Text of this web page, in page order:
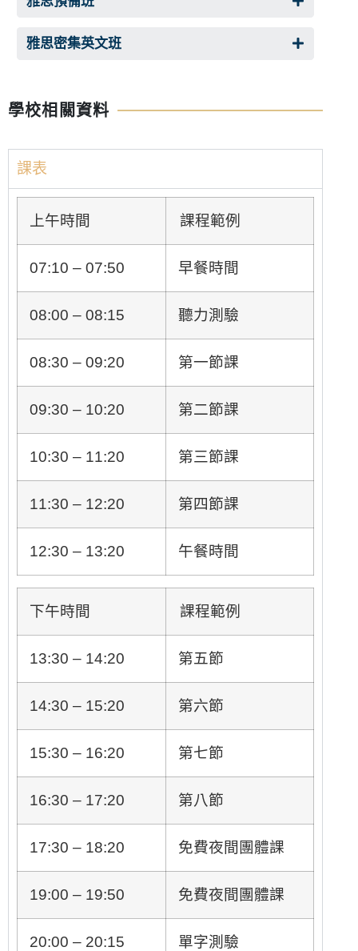
雅思密集英文班
學校相關資料
課表
上午時間 課程範例
07:10 – 07:50 早餐時間
08:00 – 08:15 聽力測驗
08:30 – 09:20 第一節課
09:30 – 10:20 第二節課
10:30 – 11:20 第三節課
11:30 – 12:20 第四節課
12:30 – 13:20 午餐時間
下午時間 課程範例
13:30 – 14:20 第五節
14:30 – 15:20 第六節
15:30 – 16:20 第七節
16:30 – 17:20 第八節
17:30 – 18:20 免費夜間團體課
19:00 – 19:50 免費夜間團體課
20:00 – 20:15 單字測驗